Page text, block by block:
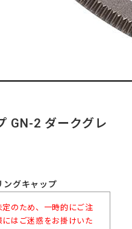
GN-2 ダークグレ
ングキャップ
のため、一時的にご注
はご迷惑をお掛けいた